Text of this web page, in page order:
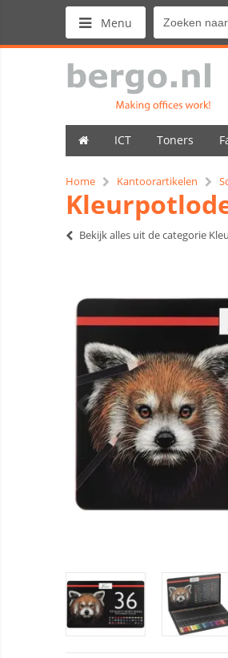
Menu
ICT Toners
Home Kantoorartikelen
Bekijk alles uit de categorie